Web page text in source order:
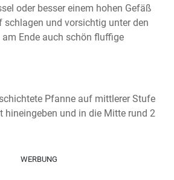
oder besser einem hohen Gefäß
schlagen und vorsichtig unter den
Ende auch schön fluffige
Pfanne auf mittlerer Stufe
hineingeben und in die Mitte rund 2
WERBUNG